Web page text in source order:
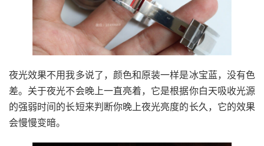
夜光效果不用我多说了，颜色和原装一样是冰宝蓝，没有色
差。关于夜光不会晚上一直亮着，它是根据你白天吸收光源
的强弱时间的长短来判断你晚上夜光亮度的长久，它的效果
会慢慢变暗。